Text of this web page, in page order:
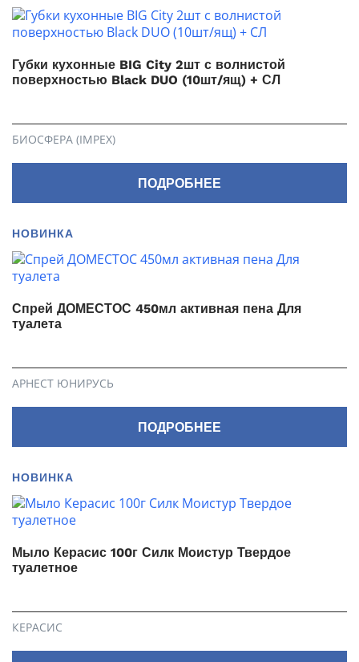
Губки кухонные BIG City 2шт с волнистой
поверхностью Black DUO (10шт/ящ) + СЛ
БИОСФЕРА (IMPEX)
ПОДРОБНЕЕ
НОВИНКА
Спрей ДОМЕСТОС 450мл активная пена Для
туалета
АРНЕСТ ЮНИРУСЬ
ПОДРОБНЕЕ
НОВИНКА
Мыло Керасис 100г Силк Моистур Твердое
туалетное
КЕРАСИС